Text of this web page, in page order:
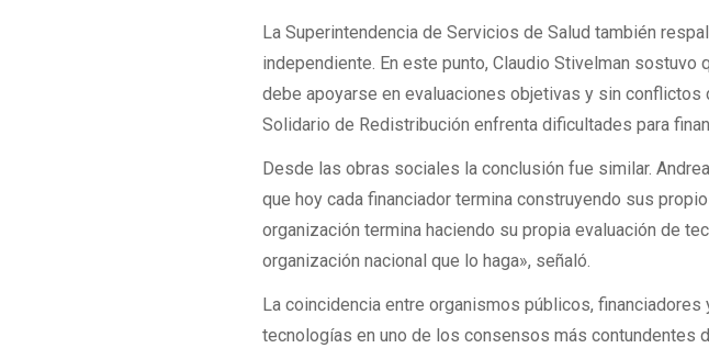
La Superintendencia de Servicios de Salud también
independiente. En este punto, Claudio Stivelman sostuvo
debe apoyarse en evaluaciones objetivas y sin conflictos
Solidario de Redistribución enfrenta dificultades para
Desde las obras sociales la conclusión fue similar.
que hoy cada financiador termina construyendo sus
organización termina haciendo su propia evaluación de
organización nacional que lo haga», señaló.
La coincidencia entre organismos públicos,
tecnologías en uno de los consensos más contundentes